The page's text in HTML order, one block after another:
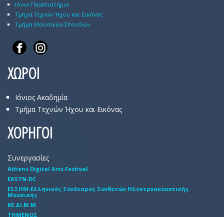
Ιόνιο Πανεπιστήμιο
Τμήμα Τεχνών Ήχου και Εικόνας
Τμήμα Μουσικών Σπουδών
ΧΩΡΟΙ
Ιόνιος Ακαδημία
Τμήμα Τεχνών Ήχου και Εικόνας
ΧΟΡΗΓΟΙ
Συνεργασίες
Athens Digital Arts Festival
EASTN-DC
EΣΣHM-Eλληνικός Σύνδεσμος Συνθετών Hλεκτροακουστικής
Mουσικής
ΚΕ.ΔΙ.ΒΙ.Μ
ΤΗΜΕΝΟΣ